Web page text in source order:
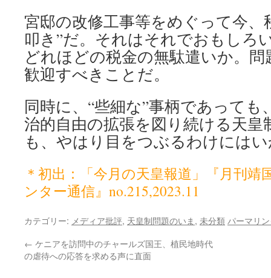
宮邸の改修工事等をめぐって今、
叩き”だ。それはそれでおもしろ
どれほどの税金の無駄遣いか。
歓迎すべきことだ。
同時に、“些細な”事柄であって
治的自由の拡張を図り続ける天皇
も、やはり目をつぶるわけには
＊初出：「今月の天皇報道」『月刊靖
ンター通信』no.215,2023.11
カテゴリー: メディア批評, 天皇制問題のいま, 未分類 パーマリ
← ケニアを訪問中のチャールズ国王、植民地時代
の虐待への応答を求める声に直面